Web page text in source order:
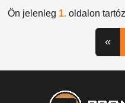
Ön jelenleg 1. oldalon
«